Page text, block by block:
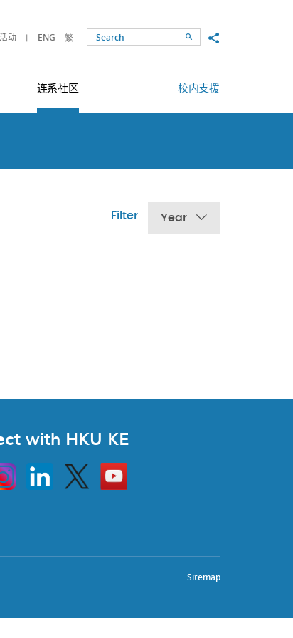
动 ENG 繁 SearchShare to
连系社区 校内支援
Filter Year
with HKU KE
Linkedin Twitter
Go
to
HKU
Sitemap